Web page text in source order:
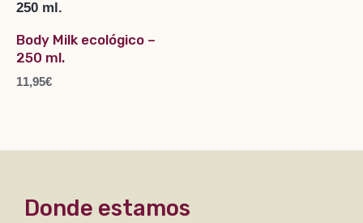
Body Milk ecológico –
250 ml.
11,95€
Donde estamos